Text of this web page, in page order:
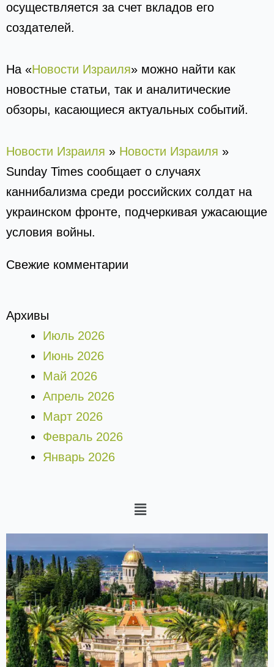
осуществляется за счет вкладов его
создателей.
На «Новости Израиля» можно найти как
новостные статьи, так и аналитические
обзоры, касающиеся актуальных событий.
Новости Израиля » Новости Израиля »
Sunday Times сообщает о случаях
каннибализма среди российских солдат на
украинском фронте, подчеркивая ужасающие
условия войны.
Свежие комментарии
Архивы
Июль 2026
Июнь 2026
Май 2026
Апрель 2026
Март 2026
Февраль 2026
Январь 2026
Меню